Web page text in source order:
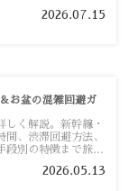
説します。2026.07.15
お盆の混雑回避ガ
しく解説。新幹線・
、渋滞回避方法、
段別の特徴まで旅行
2026.05.13